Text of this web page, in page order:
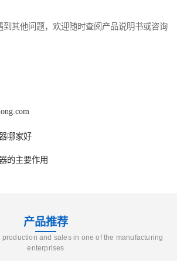
到其他问题，欢迎随时查阅产品说明书或咨询
哪家好
的主要作用
产品推荐
production and sales in one of the manufacturing
enterprises